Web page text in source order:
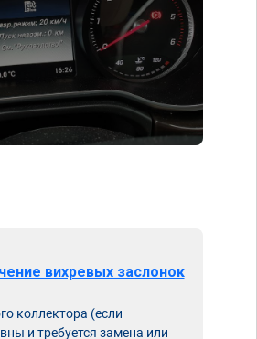
вихревых заслонок
коллектора (если
и требуется замена или